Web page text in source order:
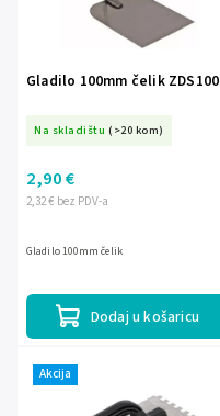
Gladilo 100mm čelik ZDS100
Na skladištu (>20 kom)
2,32 € bez PDV-a
2,90 €
Dodaj u košaricu
Gladilo 100mm čelik
Akcija